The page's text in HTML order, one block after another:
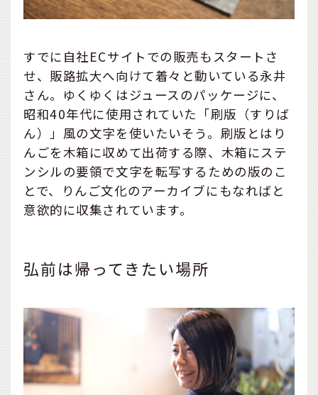
すでに自社ECサイトでの販売もスタートさ
せ、販路拡大へ向けて着々と動いている永井
さん。ゆくゆくはジュースのパッケージに、
昭和40年代に使用されていた「刷版（すりば
ん）」風の文字を使いたいそう。刷版とはり
んごを木箱に収めて出荷する際、木箱にステ
ンシルの要領で文字を転写するための版のこ
とで、りんご文化のアーカイブにもなればと
意欲的に収集されています。
弘前は帰ってきたい場所